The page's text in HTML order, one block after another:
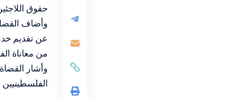
حقوق
وأضاف
عن تقديم
من معاناة
وأشار